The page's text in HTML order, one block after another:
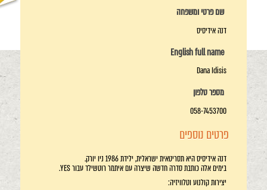
שם פרטי ומשפחה
דנה אידיסיס
English full name
Dana Idisis
מספר טלפון
058-7453700
פרטים נוספים
דנה אידיסיס היא תסריטאית ישראלית, ילידת 1986 ניו יורק.
בימים אלה כותבת סדרה חדשה שיצרה עם איתמר רוטשילד עבור YES.
יצירות קולנוע וטלוויזיה: